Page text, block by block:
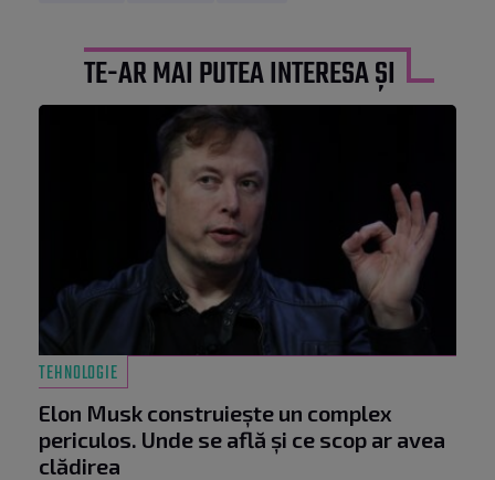
TE-AR MAI PUTEA INTERESA ȘI
TEHNOLOGIE
Elon Musk construiește un complex
periculos. Unde se află și ce scop ar avea
clădirea